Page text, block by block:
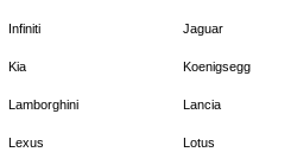
Infiniti Jaguar
Kia Koenigsegg
Lamborghini Lancia
Lexus Lotus